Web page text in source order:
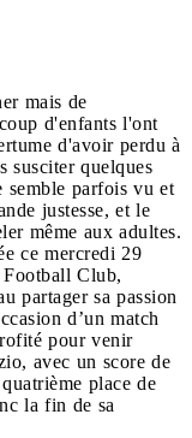
mais de
d'enfants l'ont
d'avoir perdu à
susciter quelques
semble parfois vu et
justesse, et le
même aux adultes.
ce mercredi 29
Football Club,
partager sa passion
d’un match
pour venir
avec un score de
place de
la fin de sa